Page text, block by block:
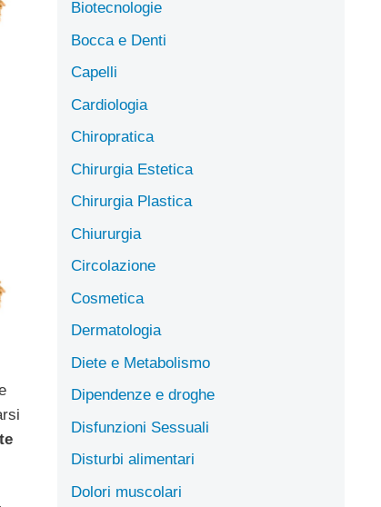
Biotecnologie
Bocca e Denti
Capelli
Cardiologia
Chiropratica
Chirurgia Estetica
Chirurgia Plastica
Chiururgia
Circolazione
Cosmetica
Dermatologia
Diete e Metabolismo
Dipendenze e droghe
Disfunzioni Sessuali
Disturbi alimentari
Dolori muscolari